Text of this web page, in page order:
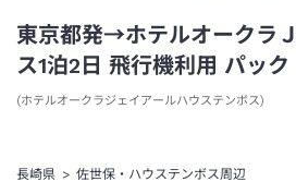
東京都発→ホテルオークラ
ス1泊2日 飛行機利用 パッ
ホテルオークラジェイアールハウステンボス
長崎県
佐世保・ハウステンボス周辺